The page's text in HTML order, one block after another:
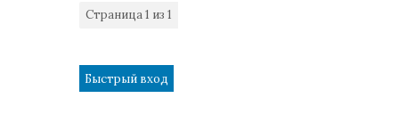
Страница1 из 1